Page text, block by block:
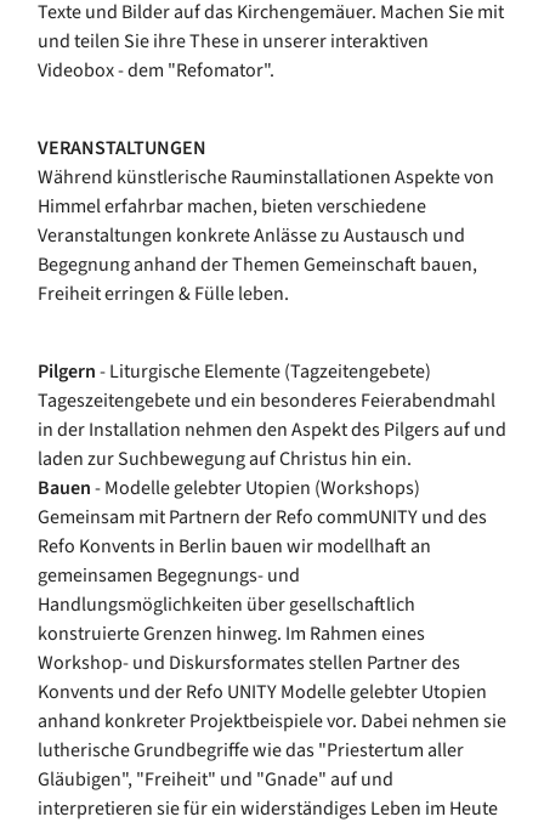
Texte und Bilder auf das Kirchengemäuer. Machen Sie mit
und teilen Sie ihre These in unserer interaktiven
Videobox - dem "Refomator".
VERANSTALTUNGEN
Während künstlerische Rauminstallationen Aspekte von
Himmel erfahrbar machen, bieten verschiedene
Veranstaltungen konkrete Anlässe zu Austausch und
Begegnung anhand der Themen Gemeinschaft bauen,
Freiheit erringen & Fülle leben.
Pilgern- Liturgische Elemente (Tagzeitengebete)
Tageszeitengebete und ein besonderes Feierabendmahl
in der Installation nehmen den Aspekt des Pilgers auf und
laden zur Suchbewegung auf Christus hin ein.
Bauen- Modelle gelebter Utopien (Workshops)
Gemeinsam mit Partnern der Refo commUNITY und des
Refo Konvents in Berlin bauen wir modellhaft an
gemeinsamen Begegnungs- und
Handlungsmöglichkeiten über gesellschaftlich
konstruierte Grenzen hinweg. Im Rahmen eines
Workshop- und Diskursformates stellen Partner des
Konvents und der Refo UNITY Modelle gelebter Utopien
anhand konkreter Projektbeispiele vor. Dabei nehmen sie
lutherische Grundbegriffe wie das "Priestertum aller
Gläubigen", "Freiheit" und "Gnade" auf und
interpretieren sie für ein widerständiges Leben im Heute